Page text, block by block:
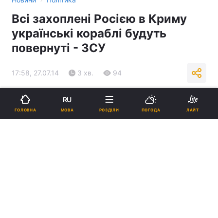
Всі захоплені Росією в Криму
українські кораблі будуть
повернуті - ЗСУ
17:58, 27.07.14 3 хв. 94
Підпишіться на нас в Google
ГОЛОВНА
RU
МОВА РОЗДІЛИ ПОГОДА ЛАЙТ